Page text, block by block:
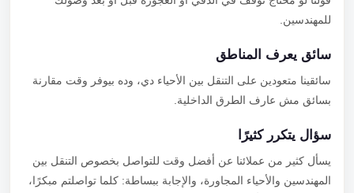
للمهندسين.
سائق يعرف المناطق
سائقينا متعودين على التنقل بين الأحياء دي، وده بيوفر وقت مقارنة
بسائق مش عارف الطرق الداخلية.
سؤال يتكرر كثيرًا
يسأل كثير من عملائنا عن أفضل وقت للتواصل بخصوص التنقل بين
المهندسين والأحياء المجاورة، والإجابة ببساطة: كلما تواصلتم مبكرًا،